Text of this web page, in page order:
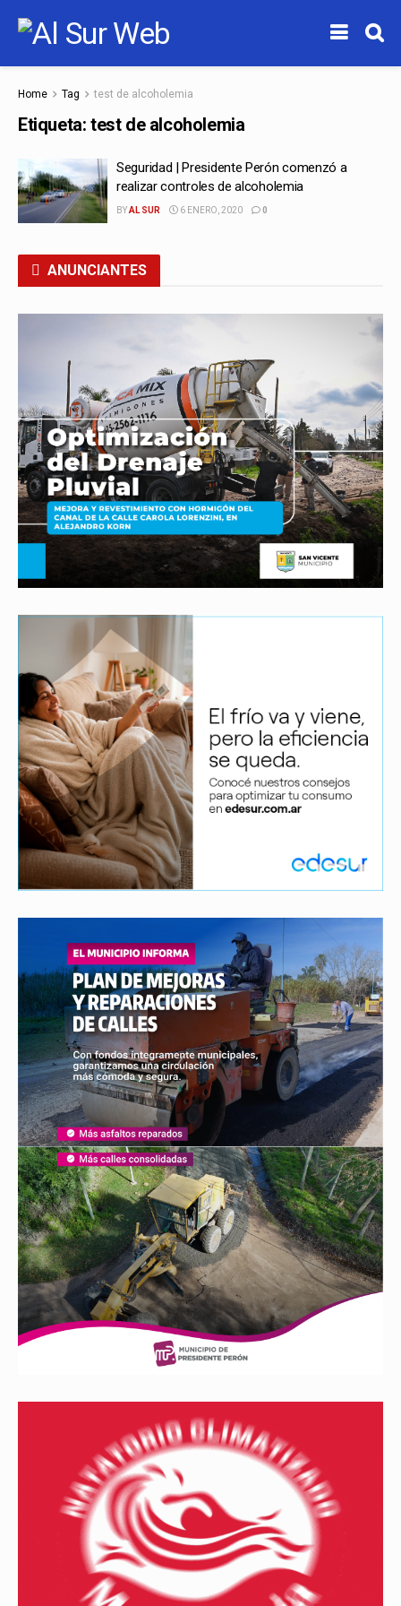
Home Tag test de alcoholemia
Etiqueta: test de alcoholemia
Seguridad | Presidente Perón comenzó a
realizar controles de alcoholemia
BYAL SUR 6 ENERO, 2020 0
ANUNCIANTES